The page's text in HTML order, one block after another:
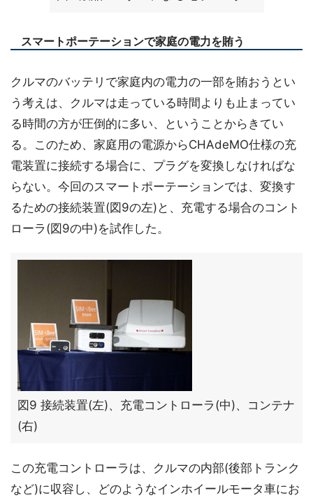
スマートポーテーションで家庭の電力を賄う
クルマのバッテリで家庭内の電力の一部を賄おうとい
う考えは、クルマは走っている時間よりも止まってい
る時間の方が圧倒的に多い、ということからきてい
る。このため、家庭用の電源からCHAdeMO仕様の充
電装置に接続する場合に、プラグを変換しなければな
らない。今回のスマートポーテーションでは、変換す
るための接続装置(図9の左)と、充電する場合のコント
ローラ(図9の中)を試作した。
図9 接続装置(左)、充電コントローラ(中)、コンテナ
(右)
この充電コントローラは、クルマの内部(後部トランク
など)に収容し、どのようなインホイールモータ車にお